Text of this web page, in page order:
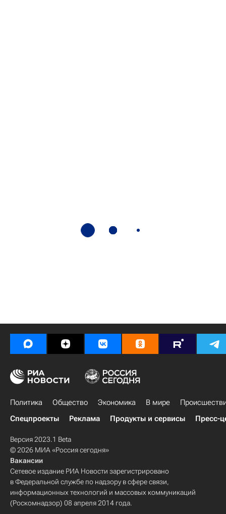
Политика Общество Экономика В мире
Спецпроекты
Реклама Продукты и сервисы Пресс-
Версия 2023.1 Beta
© 2026 МИА «Россия сегодня»
Вакансии
Сетевое издание РИА Новости зарегистрировано
в Федеральной службе по надзору в сфере связи,
информационных технологий и массовых коммуникаций
(Роскомнадзор) 08 апреля 2014 года.